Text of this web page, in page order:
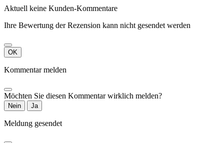
Aktuell keine Kunden-Kommentare
Ihre Bewertung der Rezension kann nicht gesendet werden
OK
Kommentar melden
Möchten Sie diesen Kommentar wirklich melden?
Nein Ja
Meldung gesendet